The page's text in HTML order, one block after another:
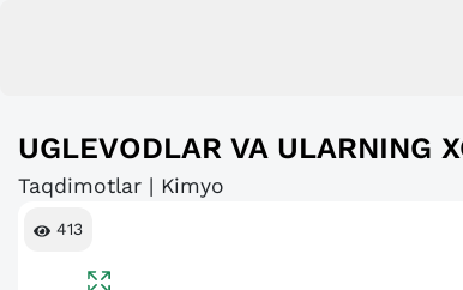
UGLEVODLAR VA ULARNING
Taqdimotlar | Kimyo
413